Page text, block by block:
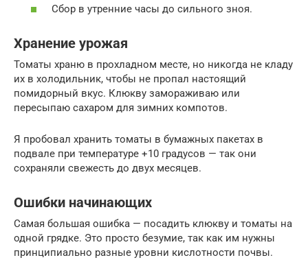
Сбор в утренние часы до сильного зноя.
Хранение урожая
Томаты храню в прохладном месте, но никогда не кладу
их в холодильник, чтобы не пропал настоящий
помидорный вкус. Клюкву замораживаю или
пересыпаю сахаром для зимних компотов.
Я пробовал хранить томаты в бумажных пакетах в
подвале при температуре +10 градусов — так они
сохраняли свежесть до двух месяцев.
Ошибки начинающих
Самая большая ошибка — посадить клюкву и томаты на
одной грядке. Это просто безумие, так как им нужны
принципиально разные уровни кислотности почвы.